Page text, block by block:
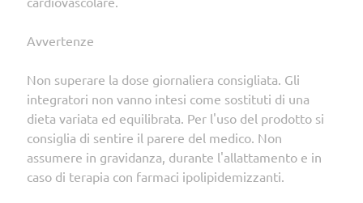
Avvertenze
Non superare la dose giornaliera consigliata. Gli
integratori non vanno intesi come sostituti di una
dieta variata ed equilibrata. Per l'uso del prodotto si
consiglia di sentire il parere del medico. Non
assumere in gravidanza, durante l'allattamento e in
caso di terapia con farmaci ipolipidemizzanti.